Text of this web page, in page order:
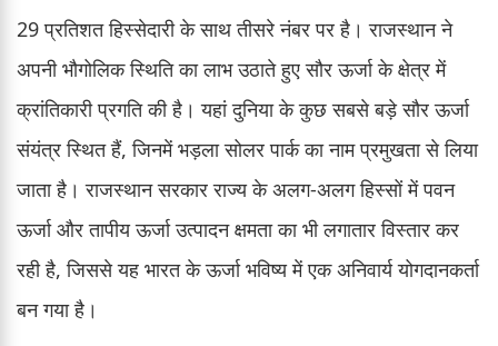
29 प्रतिशत हिस्सेदारी के साथ तीसरे नंबर पर है। राजस्थान ने
अपनी भौगोलिक स्थिति का लाभ उठाते हुए सौर ऊर्जा के क्षेत्र में
क्रांतिकारी प्रगति की है। यहां दुनिया के कुछ सबसे बड़े सौर ऊर्जा
संयंत्र स्थित हैं, जिनमें भड़ला सोलर पार्क का नाम प्रमुखता से लिया
जाता है। राजस्थान सरकार राज्य के अलग-अलग हिस्सों में पवन
ऊर्जा और तापीय ऊर्जा उत्पादन क्षमता का भी लगातार विस्तार कर
रही है, जिससे यह भारत के ऊर्जा भविष्य में एक अनिवार्य योगदानकर्ता
बन गया है।